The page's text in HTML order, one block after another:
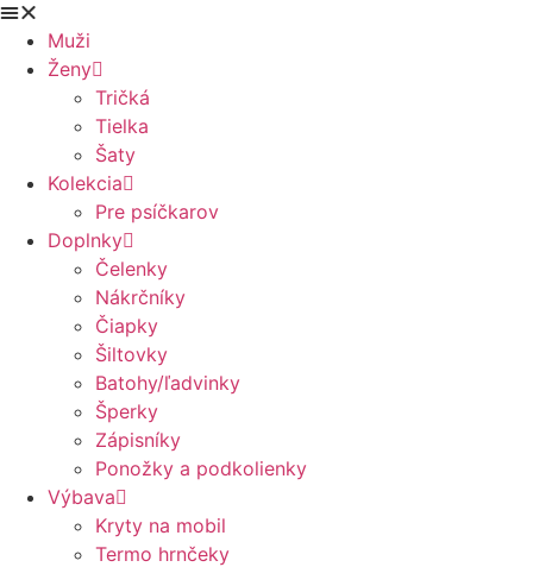
Muži
Ženy
Tričká
Tielka
Šaty
Kolekcia
Pre psíčkarov
Doplnky
Čelenky
Nákrčníky
Čiapky
Šiltovky
Batohy/ľadvinky
Šperky
Zápisníky
Ponožky a podkolienky
Výbava
Kryty na mobil
Termo hrnčeky